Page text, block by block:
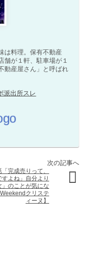
は料理。保有不動産
舗が１軒、駐車場が１
動産屋さん」と呼ばれ
派出所スレ
「完成売りって、
すよね」自分より
」のことが気にな
クリステ
ィーヌ】